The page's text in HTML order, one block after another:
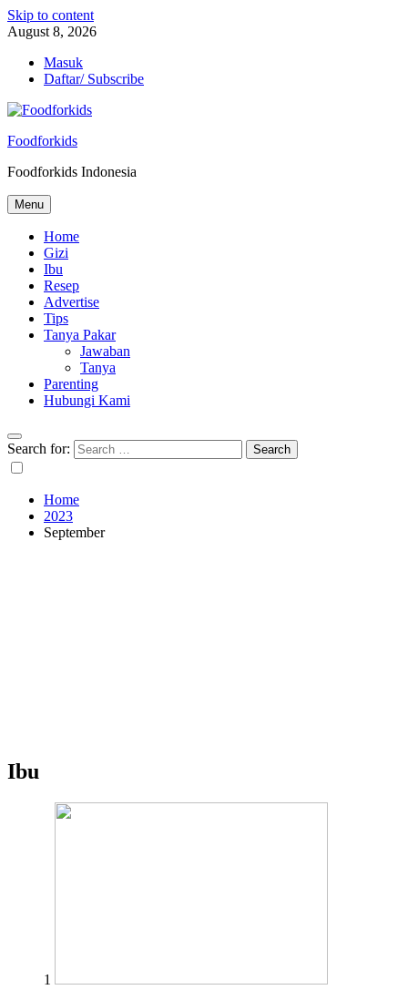
Skip to content
August 8, 2026
Masuk
Daftar/ Subscribe
Foodforkids
Foodforkids Indonesia
Menu
Home
Gizi
Ibu
Resep
Advertise
Tips
Tanya Pakar
Jawaban
Tanya
Parenting
Hubungi Kami
Search for:
Home
2023
September
Ibu
1